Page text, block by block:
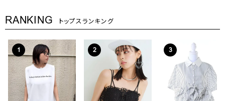
RANKING トップスランキング